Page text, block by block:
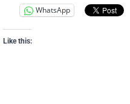
WhatsApp
Like this: